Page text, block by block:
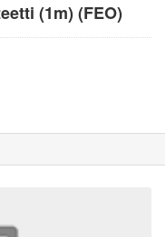
(1m) (FEO)